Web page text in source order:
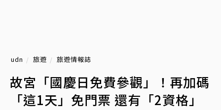
udn 旅遊 旅遊情報誌
故宮「國慶日免費參觀」！再加碼
「這1天」免門票 還有「2資格」